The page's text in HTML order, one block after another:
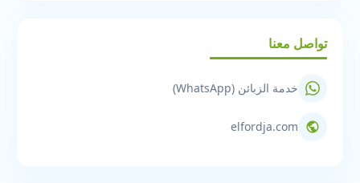
تواصل معنا
خدمة الزبائن (WhatsApp)
elfordja.com